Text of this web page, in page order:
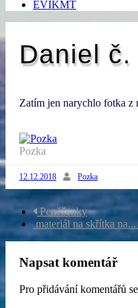
EVIKMT
Daniel č.
Zatím jen narychlo fotka z
Pozka
12.12.2018 Pozka
Navigace
příspěvku
Peněženky
materiál na skřítka na...
Napsat komentář
Pro přidávání komentářů